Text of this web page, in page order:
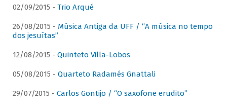
02/09/2015 - Trio Arqué
26/08/2015 - Música Antiga da UFF / “A música no tempo
dos jesuítas”
12/08/2015 - Quinteto Villa-Lobos
05/08/2015 - Quarteto Radamés Gnattali
29/07/2015 - Carlos Gontijo / “O saxofone erudito”